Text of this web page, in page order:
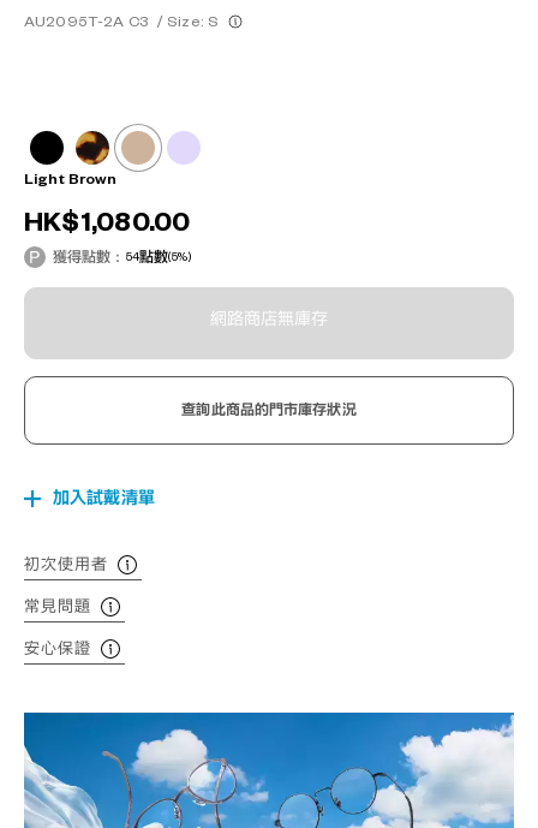
AU2095T-2A C3 / Size: S
Light Brown
HK$1,080.00
獲得點數： 54點數(5%)
網路商店無庫存
查詢此商品的門市庫存狀況
加入試戴清單
初次使用者
常見問題
安心保證